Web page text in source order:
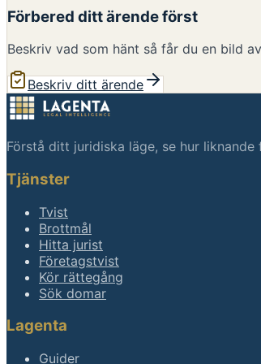
Förbered ditt ärende först
Beskriv vad som hänt så får du en bild
Beskriv ditt ärende
Förstå ditt juridiska läge, se hur
Tjänster
Tvist
Brottmål
Hitta jurist
Företagstvist
Kör rättegång
Sök domar
Lagenta
Guider